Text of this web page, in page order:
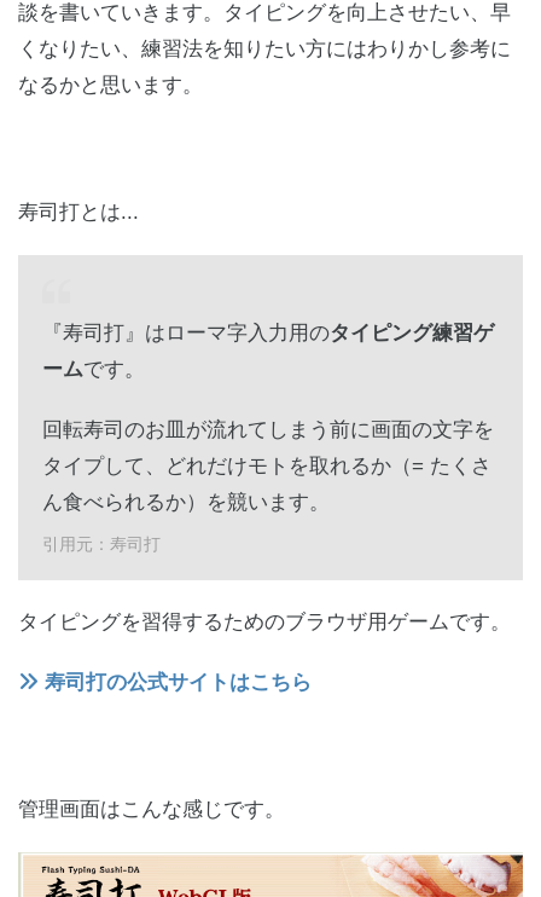
談を書いていきます。タイピングを向上させたい、早
くなりたい、練習法を知りたい方にはわりかし参考に
なるかと思います。
寿司打とは...
『寿司打』はローマ字入力用のタイピング練習ゲ
ームです。
回転寿司のお皿が流れてしまう前に画面の文字を
タイプして、どれだけモトを取れるか（= たくさ
ん食べられるか）を競います。
引用元：寿司打
タイピングを習得するためのブラウザ用ゲームです。
寿司打の公式サイトはこちら
管理画面はこんな感じです。